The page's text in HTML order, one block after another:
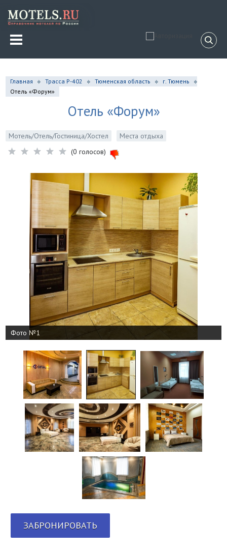
Главная Трасса Р-402 Тюменская область
г. Тюмень
Отель «Форум»
Отель «Форум»
Мотель/Отель/Гостиница/Хостел
Места отдыха
(0 голосов)
Фото №1
ЗАБРОНИРОВАТЬ